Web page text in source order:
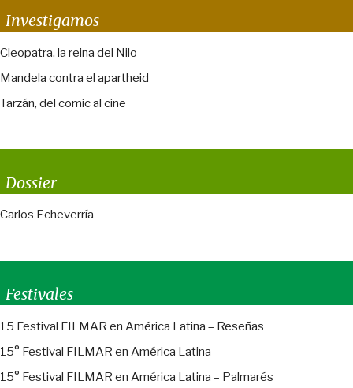
Investigamos
Cleopatra, la reina del Nilo
Mandela contra el apartheid
Tarzán, del comic al cine
Dossier
Carlos Echeverría
Festivales
15 Festival FILMAR en América Latina – Reseñas
15° Festival FILMAR en América Latina
15° Festival FILMAR en América Latina – Palmarés